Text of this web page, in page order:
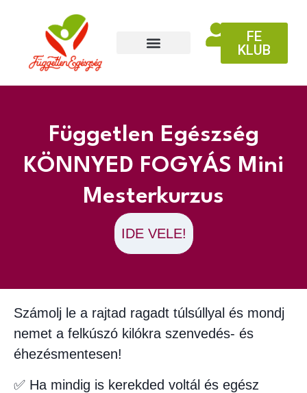
FE
KLUB
Független Egészség
KÖNNYED FOGYÁS Mini
Mesterkurzus
IDE VELE!
Számolj le a rajtad ragadt túlsúllyal és mondj
nemet a felkúszó kilókra szenvedés- és
éhezésmentesen!
✅ Ha mindig is kerekded voltál és egész